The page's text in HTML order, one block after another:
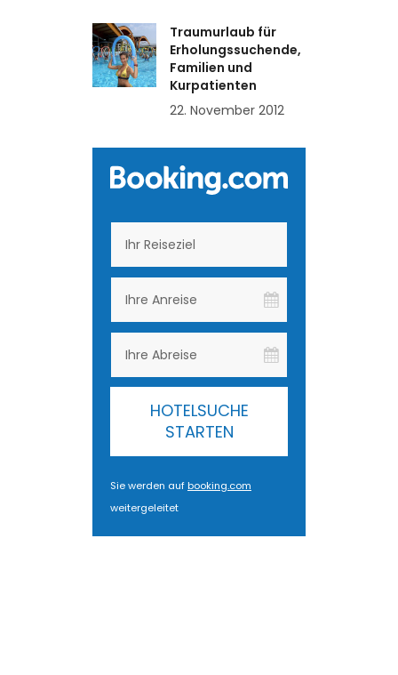
Traumurlaub für
Erholungssuchende,
Familien und
Kurpatienten
22. November 2012
HOTELSUCHE
STARTEN
Sie werden aufbooking.com
weitergeleitet